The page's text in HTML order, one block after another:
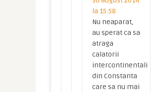
la 15:58
Nu neaparat,
au sperat ca sa
atraga
calatorii
intercontinentali
din Constanta
care sa nu mai